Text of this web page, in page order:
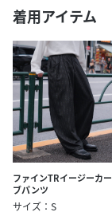
着用アイテム
ファインTRイージーカー
ブパンツ
サイズ：S